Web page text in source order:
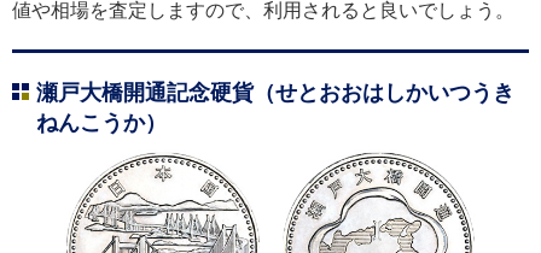
値や相場を査定しますので、利用されると良いでしょう。
瀬戸大橋開通記念硬貨（せとおおはしかいつうき
ねんこうか）